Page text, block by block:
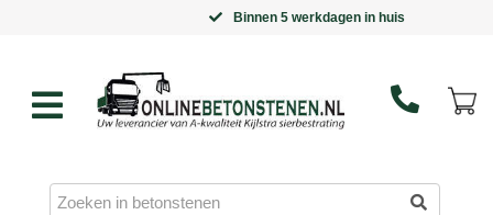
Binnen 5 werkdagen in huis